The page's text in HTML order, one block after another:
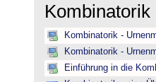
Kombinatorik
Kombinatorik -
Kombinatorik -
Einführung in die